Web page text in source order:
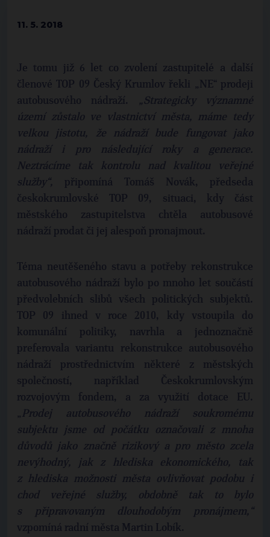
11. 5. 2018
Je tomu již 6 let co zvolení zastupitelé a další
členové TOP 09 Český Krumlov řekli „NE“ prodeji
autobusového nádraží.
„Strategicky významné
území zůstalo ve vlastnictví města, máme tedy
velkou jistotu, že nádraží bude fungovat jako
nádraží i pro následující roky a generace.
Neztrácíme tak kontrolu nad kvalitou veřejné
služby“, připomíná Tomáš Novák, předseda
českokrumlovské TOP 09, situaci, kdy část
městského zastupitelstva chtěla autobusové
nádraží prodat či jej alespoň pronajmout.
Téma neutěšeného stavu a potřeby rekonstrukce
autobusového nádraží bylo po mnoho let součástí
předvolebních slibů všech politických subjektů.
TOP 09 ihned v roce 2010, kdy vstoupila do
komunální politiky, navrhla a jednoznačně
preferovala variantu rekonstrukce autobusového
nádraží prostřednictvím některé z městských
společností, například Českokrumlovským
rozvojovým fondem, a za využití dotace EU.
„ Prodej autobusového nádraží soukromému
subjektu jsme od počátku označovali z mnoha
důvodů jako značně rizikový a pro město zcela
nevýhodný, jak z hlediska ekonomického, tak
z hlediska možnosti města ovlivňovat podobu i
chod veřejné služby, obdobně tak to bylo
s připravovaným dlouhodobým pronájmem,“
vzpomíná radní města Martin Lobík.